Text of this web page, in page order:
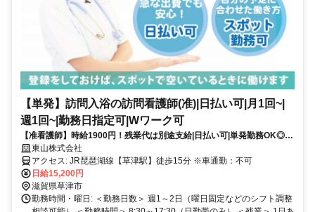
【単発】訪問入浴の訪問看護師(准)|日払い可|月1回~|
週1回~|勤務日指定可|Wワーク可
【准看護師】時給1900円！残業代は別途支給|日払い可|単発勤務OK◎都
合の良い日だけ働く1日8hのスポットワーク|休業補償有で安心！【草津
駅】(17954-264-10)
東山株式会社
アクセス: JR琵琶湖線【草津駅】徒歩15分 ※車通勤：不可
日給15,200円
滋賀県草津市
勤務時間・曜日: ＜勤務日数＞ 週1～2日（曜日固定などのシフト調整